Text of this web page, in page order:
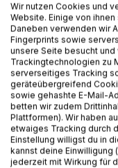
BESCHREIBUNG
Friegki Reden ist ein
Leben in Frieden ist
im Krieg befinden
Argumente für Ihre
AUTOR/IN
Wir nutzen Cookies und
Website. Einige von
Daneben verwenden wir
Fingerprints sowie
unsere Seite besucht
Trackingtechnologien zu
serverseitiges Tracking
geräteübergreifend
sowie gehashte E-Mail-
betten wir zudem
Plattformen). Wir haben
etwaiges Tracking durch
Einstellung willigst du in
kannst deine Einwilligung
jederzeit mit Wirkung für